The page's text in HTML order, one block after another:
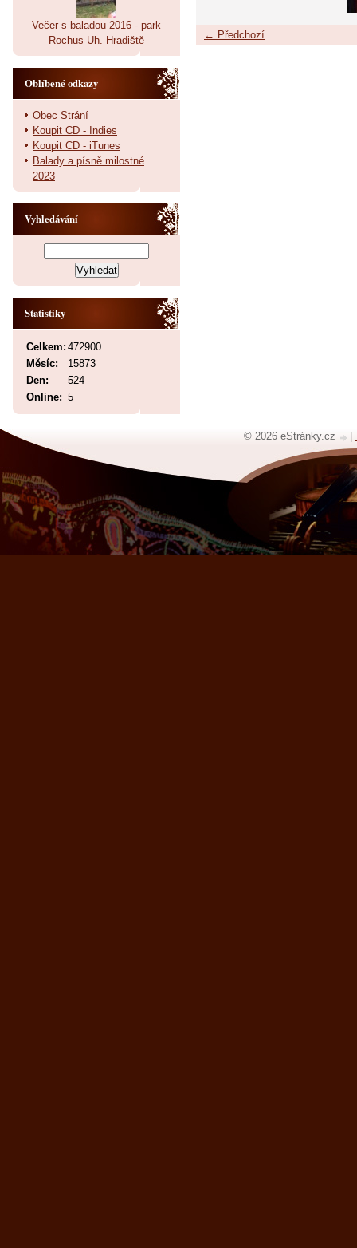
← Předchozí
Večer s baladou 2016 - park
Rochus Uh. Hradiště
Oblíbené odkazy
Obec Strání
Koupit CD - Indies
Koupit CD - iTunes
Balady a písně milostné
2023
Vyhledávání
Statistiky
Online: 5
Celkem: 472900
Měsíc:
15873
Den:
524
© 2026 eStránky.cz